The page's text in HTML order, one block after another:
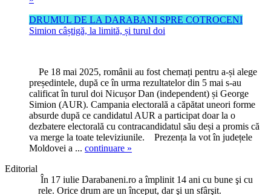
DRUMUL DE LA DARABANI SPRE COTROCENI
Simion câștigă, la limită, și turul doi
Pe 18 mai 2025, românii au fost chemați pentru a-și alege
președintele, după ce în urma rezultatelor din 5 mai s-au
calificat în turul doi Nicușor Dan (independent) și George
Simion (AUR). Campania electorală a căpătat uneori forme
absurde după ce candidatul AUR a participat doar la o
dezbatere electorală cu contracandidatul său deși a promis că
va merge la toate televiziunile. Prezența la vot în județele
Moldovei a ... continuare »
Editorial
În 17 iulie Darabaneni.ro a împlinit 14 ani cu bune şi cu
rele. Orice drum are un început, dar şi un sfârşit.